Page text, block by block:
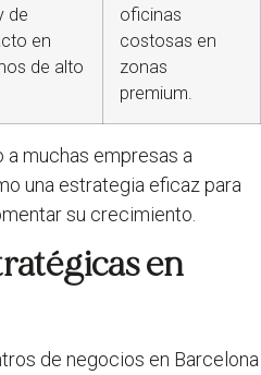
de
en
de alto
oficinas
costosas en
zonas
premium.
muchas empresas a
una estrategia eficaz para
su crecimiento.
en
de negocios en Barcelona